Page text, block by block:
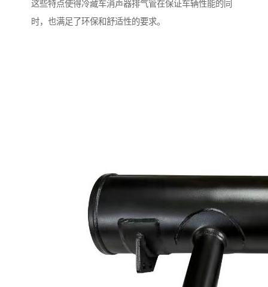
这些特点使得冷藏车消声器排气管在保证车辆性能的同
时，也满足了环保和舒适性的要求。